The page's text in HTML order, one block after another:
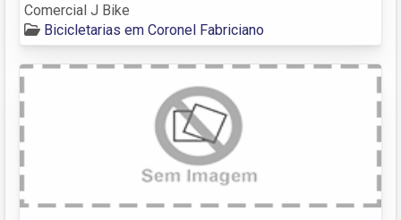
Comercial J Bike
Bicicletarias em Coronel Fabriciano